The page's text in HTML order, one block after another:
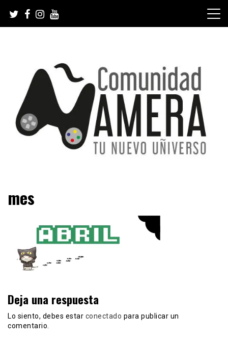
content
Comunidad Ñamera
mes
Deja una respuesta
Lo siento, debes estar conectado para publicar un
comentario.